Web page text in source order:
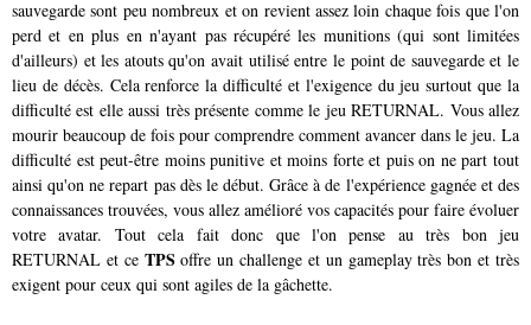
sauvegarde sont peu nombreux et on revient assez loin chaque fois que l'on
perd et en plus en n'ayant pas récupéré les munitions (qui sont limitées
d'ailleurs) et les atouts qu'on avait utilisé entre le point de sauvegarde et le
lieu de décès. Cela renforce la difficulté et l'exigence du jeu surtout que la
difficulté est elle aussi très présente comme le jeu RETURNAL. Vous allez
mourir beaucoup de fois pour comprendre comment avancer dans le jeu. La
difficulté est peut-être moins punitive et moins forte et puis on ne part tout
ainsi qu'on ne repart pas dès le début. Grâce à de l'expérience gagnée et des
connaissances trouvées, vous allez amélioré vos capacités pour faire évoluer
votre avatar. Tout cela fait donc que l'on pense au très bon jeu
RETURNAL et ceTPS offre un challenge et un gameplay très bon et très
exigent pour ceux qui sont agiles de la gâchette.